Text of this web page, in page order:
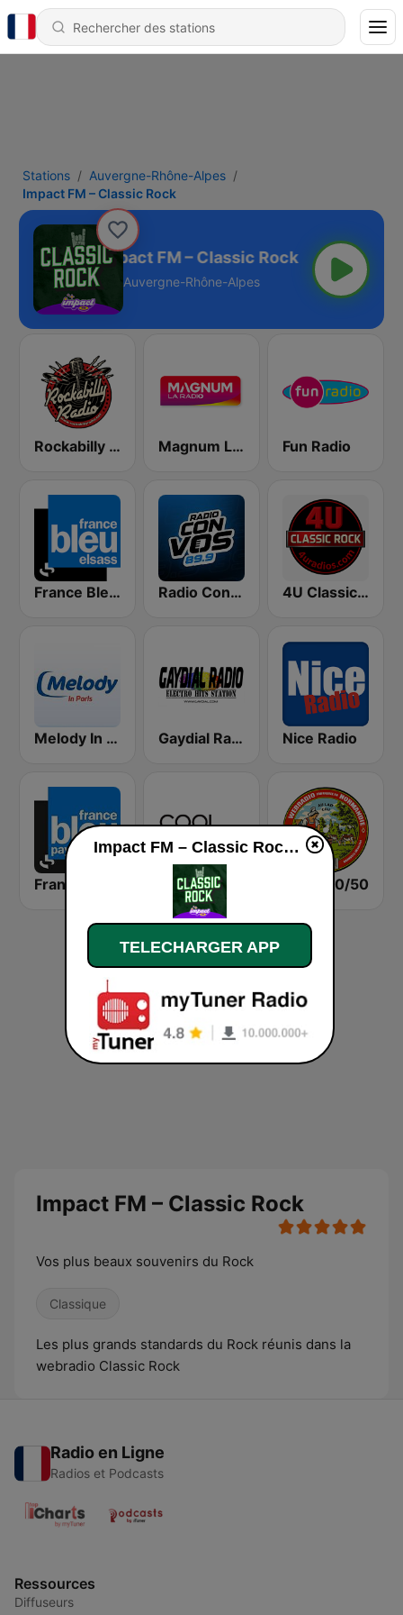
Stations
Auvergne-Rhône-Alpes
Impact FM – Classic Rock
Impact FM – Classic Rock
Auvergne-Rhône-Alpes
Rockabilly Radio Magnum La Radio Fun Radio
France Bleu Elsass Radio Con Vos 89.9 4U Classic Rock
Melody In Paris Gaydial Radio Nice Radio
Radio 50/50
Impact FM – Classic Rock
Vos plus beaux souvenirs du Rock
Classique
Les plus grands standards du Rock réunis dans la
webradio Classic Rock
Radio en Ligne
Radios et Podcasts
Ressources
Diffuseurs
Impact FM – Classic Rock en ligne
TELECHARGER APP